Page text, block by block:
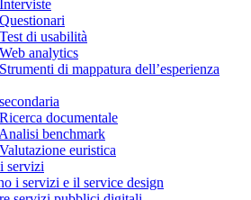
di usabilità
analytics
di mappatura dell’esperienza
documentale
benchmark
euristica
servizi
i servizi e il service design